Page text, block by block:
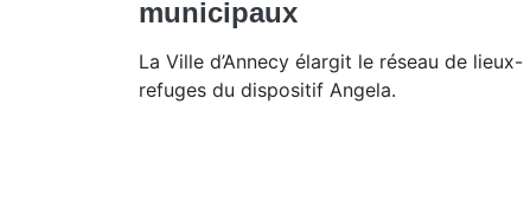
municipaux
La Ville d’Annecy élargit le réseau de lieux-
refuges du dispositif Angela.